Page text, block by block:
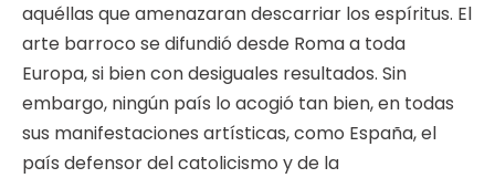
aquéllas que amenazaran descarriar los espíritus. El
arte barroco se difundió desde Roma a toda
Europa, si bien con desiguales resultados. Sin
embargo, ningún país lo acogió tan bien, en todas
sus manifestaciones artísticas, como España, el
país defensor del catolicismo y de la